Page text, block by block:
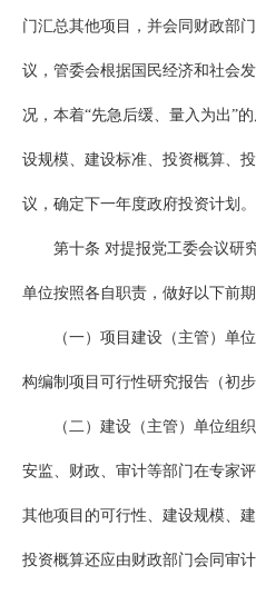
门汇总其他项目，并会同财政部
议，管委会根据国民经济和社会
况，本着“先急后缓、量入为出”
设规模、建设标准、投资概算、
议，确定下一年度政府投资计划。
第十条 对提报党工委会议研
单位按照各自职责，做好以下前期
（一）项目建设（主管）单
构编制项目可行性研究报告（初
（二）建设（主管）单位组
安监、财政、审计等部门在专家
其他项目的可行性、建设规模、
投资概算还应由财政部门会同审